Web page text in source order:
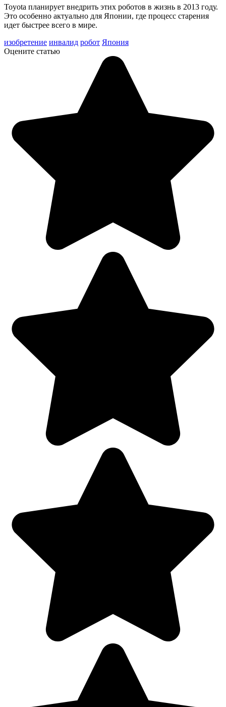
Toyota планирует внедрить этих роботов в жизнь в 2013 году.
Это особенно актуально для Японии, где процесс старения
идет быстрее всего в мире.
изобретение инвалид робот Япония
Оцените статью